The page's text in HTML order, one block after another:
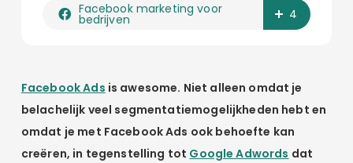
Facebook marketing voor
bedrijven 4
Facebook Ads is awesome. Niet alleen omdat je
belachelijk veel segmentatiemogelijkheden hebt en
omdat je met Facebook Ads ook behoefte kan
creëren, in tegenstelling tot Google Adwords dat